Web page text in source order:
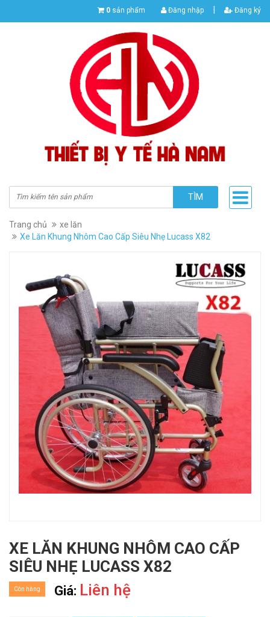
0 sản phẩm Đăng nhập | Đăng ký
TÌM
Trang chủ
xe lăn
Xe Lăn Khung Nhôm Cao Cấp Siêu Nhẹ Lucass X82
XE LĂN KHUNG NHÔM CAO CẤP
SIÊU NHẸ LUCASS X82
Giá: Liên hệ
Còn hàng